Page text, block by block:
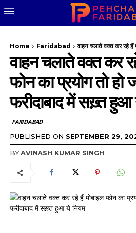
Home Faridabad वाहन चलाते वक्त कर रहे हैं
वाहन चलाते वक्त कर
फोन का प्रयोग तो हो
फरीदाबाद में सख़्त हुआ
FARIDABAD
PUBLISHED ON SEPTEMBER 29,
BYAVINASH KUMAR SINGH